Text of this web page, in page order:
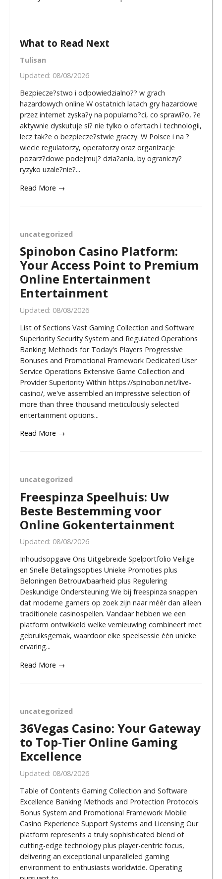
What to Read Next
Tulisan
Updated: 08/08/2026
Bezpiecze?stwo i odpowiedzialno?? w grach
hazardowych online W ostatnich latach gry hazardowe
przez internet zyska?y na popularno?ci, co sprawi?o, ?e
aktywnie dyskutuje si? nie tylko o ofertach i technologii,
lecz tak?e o bezpiecze?stwie graczy. W Polsce i na ?
wiecie regulatorzy, operatorzy oraz organizacje
pozarz?dowe podejmuj? dzia?ania, by ograniczy?
ryzyko uzale?nie?...
Read More →
uncategorized
Spinobon Casino Platform:
Your Access Point to Premium
Online Entertainment
Entertainment
Updated: 08/08/2026
List of Sections Vast Gaming Collection and Software
Superiority Security System and Regulated Operations
Banking Methods for Today's Players Progressive
Bonuses and Promotional Framework Dedicated User
Service Operations Extensive Game Collection and
Provider Superiority Within https://spinobon.net/live-
casino/, we've assembled an impressive selection of
more than three thousand meticulously selected
entertainment options...
Read More →
uncategorized
Freespinza Speelhuis: Uw
Beste Bestemming voor
Online Gokentertainment
Updated: 08/08/2026
Inhoudsopgave Ons Uitgebreide Spelportfolio Veilige
en Snelle Betalingsopties Unieke Promoties plus
Beloningen Betrouwbaarheid plus Regulering
Deskundige Ondersteuning We bij freespinza snappen
dat moderne gamers op zoek zijn naar méér dan alleen
traditionele casinospellen. Vandaar hebben we een
platform ontwikkeld welke vernieuwing combineert met
gebruiksgemak, waardoor elke speelsessie één unieke
ervaring...
Read More →
uncategorized
36Vegas Casino: Your Gateway
to Top-Tier Online Gaming
Excellence
Updated: 08/08/2026
Table of Contents Gaming Collection and Software
Excellence Banking Methods and Protection Protocols
Bonus System and Promotional Framework Mobile
Casino Experience Support Systems and Licensing Our
platform represents a truly sophisticated blend of
cutting-edge technology plus player-centric focus,
delivering an exceptional unparalleled gaming
environment to enthusiasts worldwide. Operating